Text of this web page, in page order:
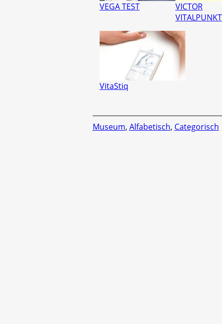
VEGA TEST
VICTOR
VITALPUNKT
VitaStiq
Museum, Alfabetisch, Categorisch